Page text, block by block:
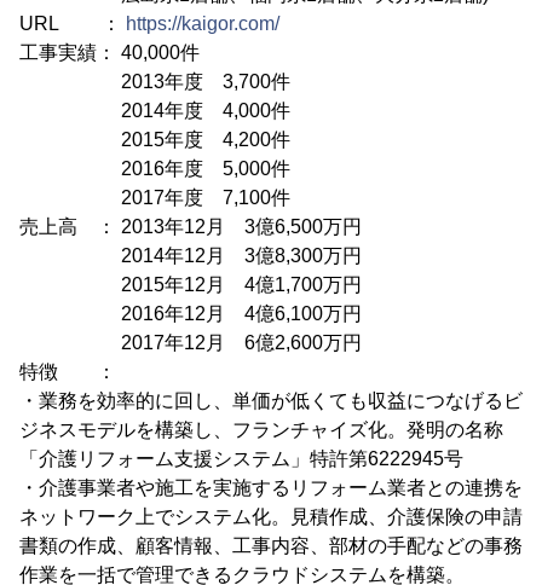
URL ：
https://kaigor.com/
工事実績： 40,000件
2013年度 3,700件
2014年度 4,000件
2015年度 4,200件
2016年度 5,000件
2017年度 7,100件
売上高 ： 2013年12月 3億6,500万円
2014年12月 3億8,300万円
2015年12月 4億1,700万円
2016年12月 4億6,100万円
2017年12月 6億2,600万円
特徴 ：
・業務を効率的に回し、単価が低くても収益につなげるビ
ジネスモデルを構築し、フランチャイズ化。発明の名称
「介護リフォーム支援システム」特許第6222945号
・介護事業者や施工を実施するリフォーム業者との連携を
ネットワーク上でシステム化。見積作成、介護保険の申請
書類の作成、顧客情報、工事内容、部材の手配などの事務
作業を一括で管理できるクラウドシステムを構築。